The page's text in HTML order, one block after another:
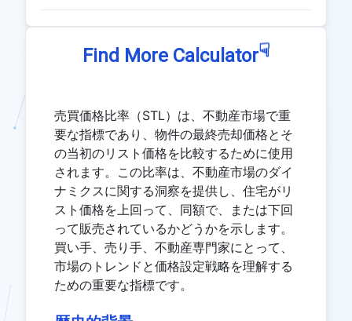
Find More Calculator☟
売買価格比率（STL）は、不動産市場で重
要な指標であり、物件の最終売却価格とそ
の当初のリスト価格を比較するために使用
されます。この比率は、不動産市場のダイ
ナミクスに関する洞察を提供し、住宅がリ
スト価格を上回って、同額で、または下回
って販売されているかどうかを示します。
買い手、売り手、不動産専門家にとって、
市場のトレンドと価格設定戦略を理解する
ための重要な指標です。